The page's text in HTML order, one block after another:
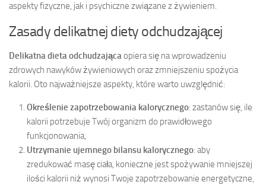
aspekty fizyczne, jak i psychiczne związane z żywieniem.
Zasady delikatnej diety odchudzającej
Delikatna dieta odchudzającaopiera się na wprowadzeniu
zdrowych nawyków żywieniowych oraz zmniejszeniu spożycia
kalorii. Oto najważniejsze aspekty, które warto uwzględnić:
Określenie zapotrzebowania kalorycznego: zastanów się, ile
kalorii potrzebuje Twój organizm do prawidłowego
funkcjonowania,
Utrzymanie ujemnego bilansu kalorycznego: aby
zredukować masę ciała, konieczne jest spożywanie mniejszej
ilości kalorii niż wynosi Twoje zapotrzebowanie energetyczne,